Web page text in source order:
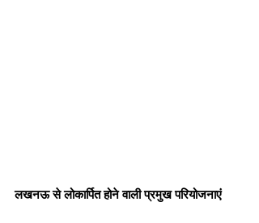
लखनऊ से लोकार्पित होने वाली प्रमुख परियोजनाएं